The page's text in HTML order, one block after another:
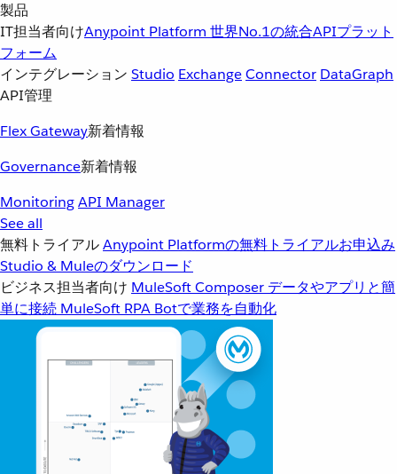
製品
IT担当者向けAnypoint Platform 世界No.1の統合APIプラット
フォーム
インテグレーション Studio ExchangeConnector DataGraph
API管理
Flex Gateway新着情報
Governance新着情報
MonitoringAPI Manager
See all
無料トライアルAnypoint Platformの無料トライアルお申込み
Studio & Muleのダウンロード
ビジネス担当者向け MuleSoft Composer データやアプリと簡
単に接続 MuleSoft RPA Botで業務を自動化